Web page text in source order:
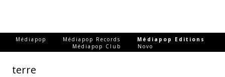
Médiapop Médiapop Records Médiapop Editions
Médiapop Club Novo
terre